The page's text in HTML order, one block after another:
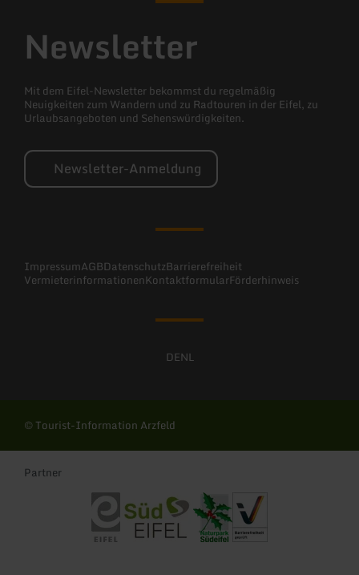
Newsletter
Mit dem Eifel-Newsletter bekommst du regelmäßig
Neuigkeiten zum Wandern und zu Radtouren in der Eifel, zu
Urlaubsangeboten und Sehenswürdigkeiten.
Newsletter-Anmeldung
ImpressumAGBDatenschutzBarrierefreiheit
VermieterinformationenKontaktformularFörderhinweis
DENL
© Tourist-Information Arzfeld
Partner
Eifel Tourismus ZV Naturpark Südeifel
Reisen für Alle